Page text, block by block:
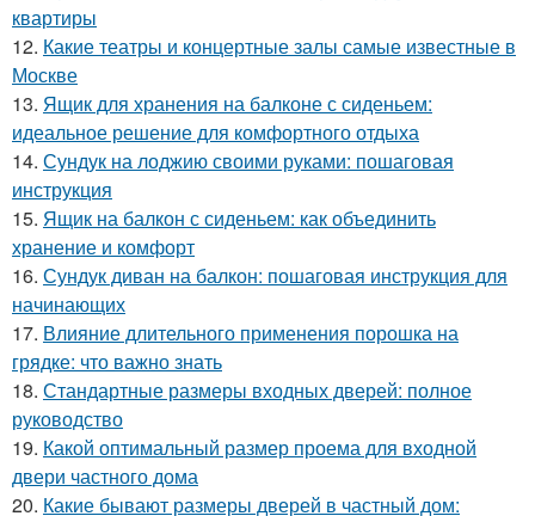
квартиры
12. Какие театры и концертные залы самые известные в
Москве
13. Ящик для хранения на балконе с сиденьем:
идеальное решение для комфортного отдыха
14. Сундук на лоджию своими руками: пошаговая
инструкция
15. Ящик на балкон с сиденьем: как объединить
хранение и комфорт
16. Сундук диван на балкон: пошаговая инструкция для
начинающих
17. Влияние длительного применения порошка на
грядке: что важно знать
18. Стандартные размеры входных дверей: полное
руководство
19. Какой оптимальный размер проема для входной
двери частного дома
20. Какие бывают размеры дверей в частный дом: